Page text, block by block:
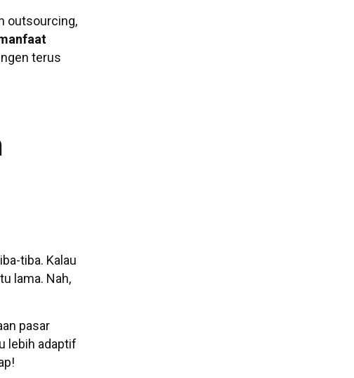
outsourcing,
terus
tiba. Kalau
lama. Nah,
pasar
lebih adaptif